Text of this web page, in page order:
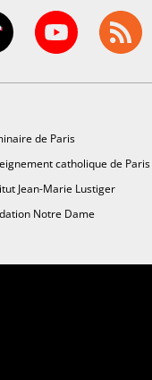
de Paris
catholique de Paris
Jean-Marie Lustiger
Notre Dame